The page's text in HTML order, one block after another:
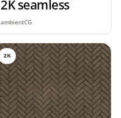
2K seamless
ambientCG
2K